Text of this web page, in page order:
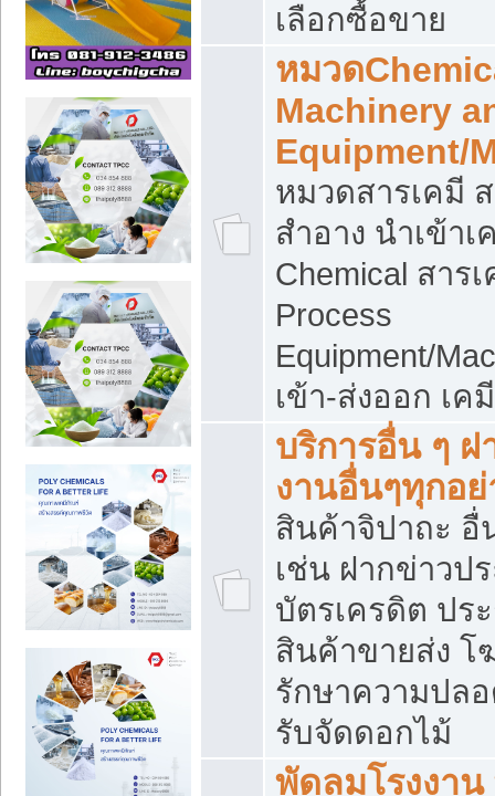
เลือกซื้อขาย
หมวด
Machinery
Equipment/
หมวดสารเคมี
สำอาง นำเข้
Chemical สาร
Process
Equipment/
เข้า-ส่งออก เ
บริการอื่น ๆ
งานอื่นๆทุกอ
สินค้าจิปาถะ อื่
เช่น ฝากข่าวป
บัตรเครดิต ปร
สินค้าขายส่ง
รักษาความปล
รับจัดดอกไม้
พัดลมโรงงา